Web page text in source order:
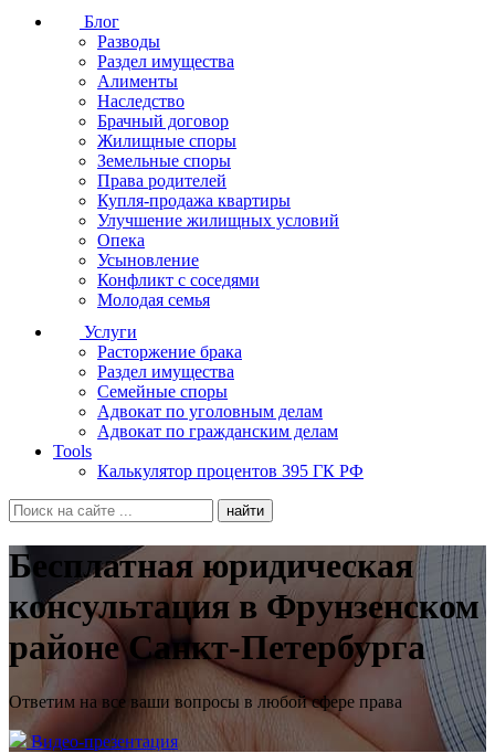
Блог
Разводы
Раздел имущества
Алименты
Наследство
Брачный договор
Жилищные споры
Земельные споры
Права родителей
Купля-продажа квартиры
Улучшение жилищных условий
Опека
Усыновление
Конфликт с соседями
Молодая семья
Услуги
Расторжение брака
Раздел имущества
Семейные споры
Адвокат по уголовным делам
Адвокат по гражданским делам
Tools
Калькулятор процентов 395 ГК РФ
Бесплатная юридическая
консультация в Фрунзенском
районе Санкт-Петербурга
Ответим на все ваши вопросы в любой сфере права
Видео-презентация